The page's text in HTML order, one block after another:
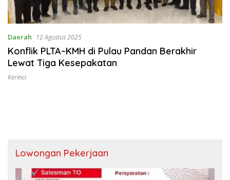
Daerah 12 Agustus 2025
Konflik PLTA–KMH di Pulau Pandan Berakhir
Lewat Tiga Kesepakatan
Kerinci
Lowongan Pekerjaan